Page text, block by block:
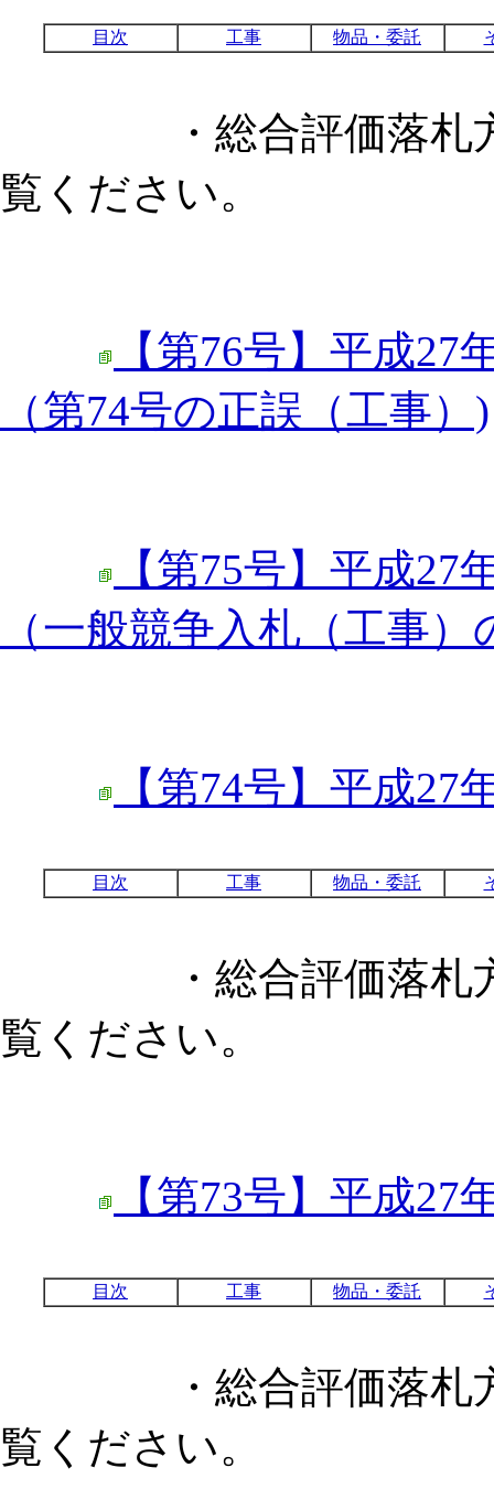
目次 工事 物品・委託
・総合評価落札方
覧ください。
【第76号】平成
（第74号の正誤（工事）)
【第75号】平成
（一般競争入札（工事
【第74号】平成
目次 工事 物品・委託
・総合評価落札方
覧ください。
【第73号】平成
目次 工事 物品・委託
・総合評価落札方
覧ください。